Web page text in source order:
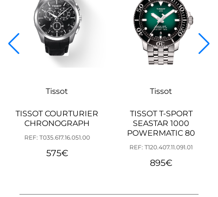
Tissot
TISSOT COURTURIER
CHRONOGRAPH
REF: T035.617.16.051.00
575€
Tissot
TISSOT T-SPORT
SEASTAR 1000
POWERMATIC 80
REF: T120.407.11.091.01
895€